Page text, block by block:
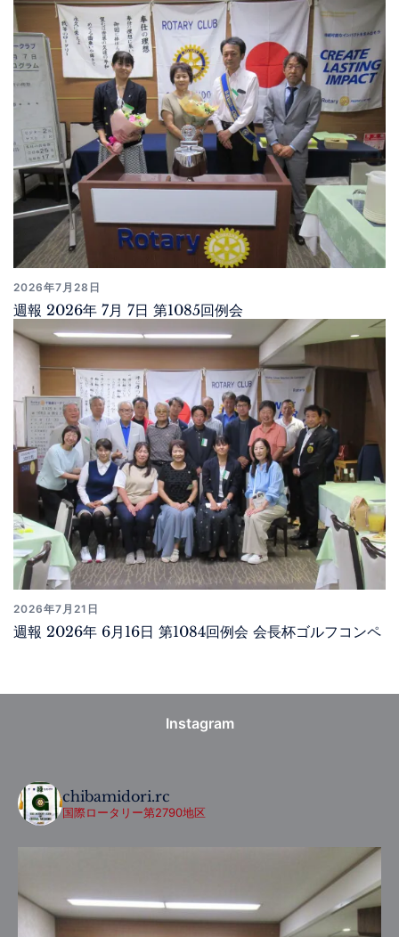
2026年7月28日
週報 2026年 7月 7日 第1085回例会
2026年7月21日
週報 2026年 6月16日 第1084回例会 会長杯ゴルフコンペ
Instagram
chibamidori.rc
国際ロータリー第2790地区